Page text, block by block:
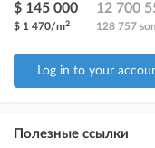
$ 145 000
$ 1 470/m2
12 700
128 757
Log in to your
Полезные ссылки